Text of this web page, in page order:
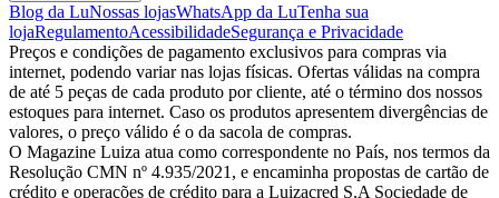
Blog da LuNossas lojasWhatsApp da LuTenha sua
lojaRegulamentoAcessibilidadeSegurança e Privacidade
Preços e condições de pagamento exclusivos para compras via
internet, podendo variar nas lojas físicas. Ofertas válidas na compra
de até 5 peças de cada produto por cliente, até o término dos nossos
estoques para internet. Caso os produtos apresentem divergências de
valores, o preço válido é o da sacola de compras.
O Magazine Luiza atua como correspondente no País, nos termos da
Resolução CMN nº 4.935/2021, e encaminha propostas de cartão de
crédito e operações de crédito para a Luizacred S.A Sociedade de